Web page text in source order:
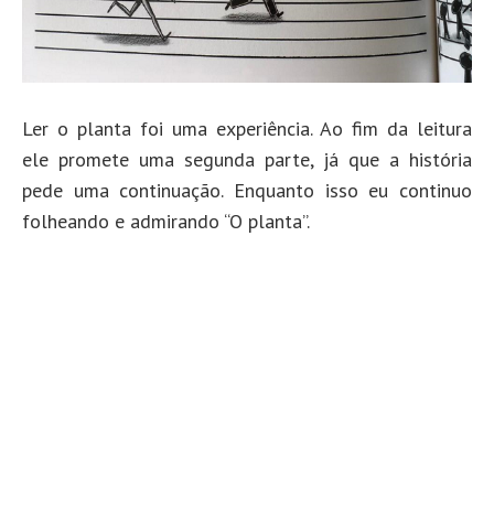
Ler o planta foi uma experiência. Ao fim da leitura
ele promete uma segunda parte, já que a história
pede uma continuação. Enquanto isso eu continuo
folheando e admirando “O planta”.